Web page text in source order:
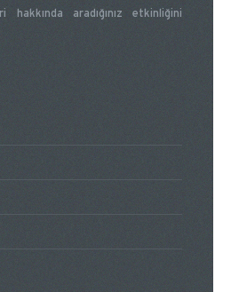
hakkında aradığınız etkinliğini